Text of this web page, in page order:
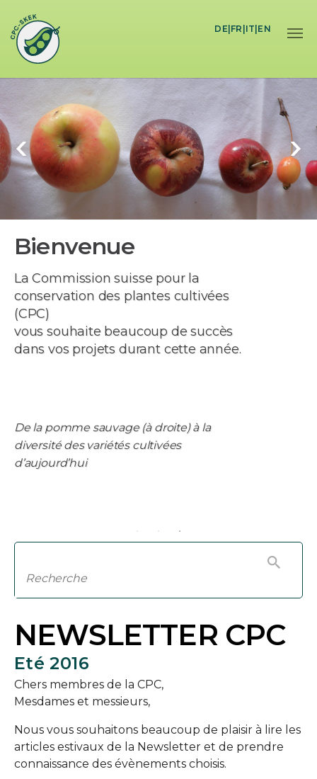
DE| FR IT EN
Bienvenue
La Commission suisse pour la
conservation des plantes cultivées
(CPC)
vous souhaite beaucoup de succès
dans vos projets durant cette année.
De la pomme sauvage (à droite) à la
diversité des variétés cultivées
d’aujourd’hui
NEWSLETTER CPC
Eté 2016
Chers membres de la CPC,
Mesdames et messieurs,
Nous vous souhaitons beaucoup de plaisir à lire les
articles estivaux de la Newsletter et de prendre
connaissance des évènements choisis.